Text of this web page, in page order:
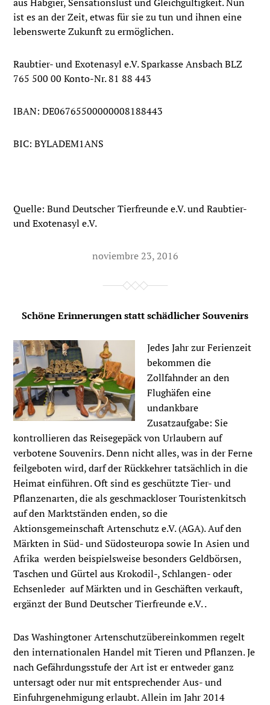
ist es an der Zeit, etwas für sie zu tun und ihnen eine
lebenswerte Zukunft zu ermöglichen.
Raubtier- und Exotenasyl e.V. Sparkasse Ansbach BLZ
765 500 00 Konto-Nr. 81 88 443
IBAN: DE06765500000008188443
BIC: BYLADEM1ANS
Quelle: Bund Deutscher Tierfreunde e.V. und Raubtier-
und Exotenasyl e.V.
noviembre 23, 2016
Schöne Erinnerungen statt schädlicher Souvenirs
Jedes Jahr zur Ferienzeit
bekommen die
Zollfahnder an den
Flughäfen eine
undankbare
Zusatzaufgabe: Sie
kontrollieren das Reisegepäck von Urlaubern auf
verbotene Souvenirs. Denn nicht alles, was in der Ferne
feilgeboten wird, darf der Rückkehrer tatsächlich in die
Heimat einführen. Oft sind es geschützte Tier- und
Pflanzenarten, die als geschmackloser Touristenkitsch
auf den Marktständen enden, so die
Aktionsgemeinschaft Artenschutz e.V. (AGA). Auf den
Märkten in Süd- und Südosteuropa sowie In Asien und
Afrika werden beispielsweise besonders Geldbörsen,
Taschen und Gürtel aus Krokodil-, Schlangen- oder
Echsenleder auf Märkten und in Geschäften verkauft,
ergänzt der Bund Deutscher Tierfreunde e.V. .
Das Washingtoner Artenschutzübereinkommen regelt
den internationalen Handel mit Tieren und Pflanzen. Je
nach Gefährdungsstufe der Art ist er entweder ganz
untersagt oder nur mit entsprechender Aus- und
Einfuhrgenehmigung erlaubt. Allein im Jahr 2014